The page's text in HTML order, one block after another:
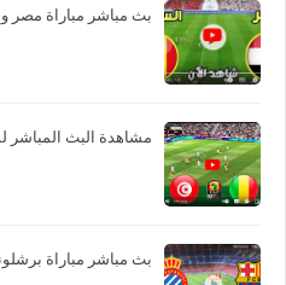
بث مباشر مباراة مصر
مشاهدة البث المباشر
بث مباشر مباراة